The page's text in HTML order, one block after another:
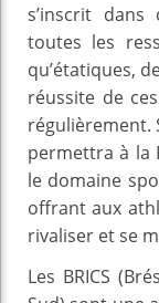
s’inscrit
toutes les
qu’étatiques,
réussite de
régulièrement.
permettra à la
le domaine
offrant aux
rivaliser et se
Les BRICS